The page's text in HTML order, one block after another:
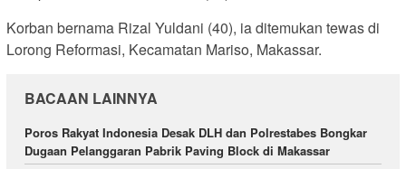
Korban bernama Rizal Yuldani (40), ia ditemukan tewas di
Lorong Reformasi, Kecamatan Mariso, Makassar.
BACAAN LAINNYA
Poros Rakyat Indonesia Desak DLH dan Polrestabes Bongkar
Dugaan Pelanggaran Pabrik Paving Block di Makassar